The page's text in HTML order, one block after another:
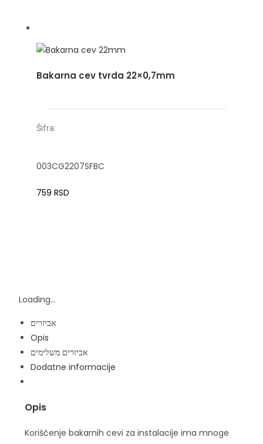
Bakarna cev tvrda 22×0,7mm
Šifra:
003CG2207SFBC
759RSD
Loading...
אביזרים
Opis
אביזרים משלימים
Dodatne informacije
Opis
Korišćenje bakarnih cevi za instalacije ima mnoge